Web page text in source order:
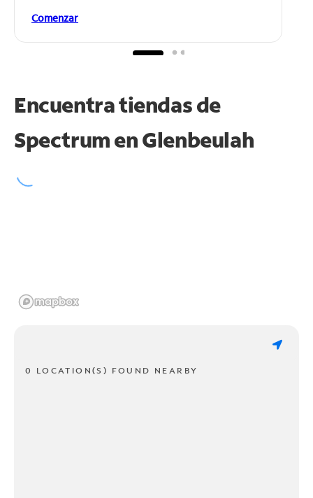
Comenzar
Encuentra tiendas de
Spectrum enGlenbeulah
0 LOCATION(S) FOUND NEARBY